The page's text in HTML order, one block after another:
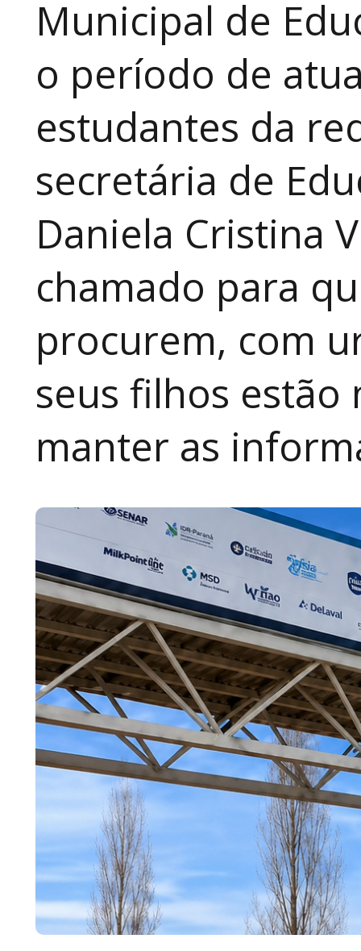
Municipal de
o período de
estudantes da
secretária de
Daniela Cristina
chamado para
procurem, com
seus filhos
manter as